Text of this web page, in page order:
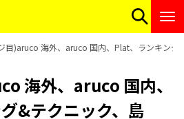
目)aruco 海外、aruco 国内、Plat、ランキング
海外、aruco 国内、
&テクニック、島